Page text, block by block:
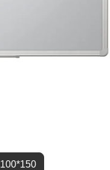
100*150